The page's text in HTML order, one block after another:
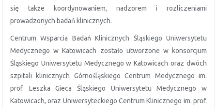
się także koordynowaniem, nadzorem i rozliczeniami
prowadzonych badań klinicznych.
Centrum Wsparcia Badań Klinicznych Śląskiego Uniwersytetu
Medycznego w Katowicach zostało utworzone w konsorcjum
Śląskiego Uniwersytetu Medycznego w Katowicach oraz dwóch
szpitali klinicznych Górnośląskiego Centrum Medycznego im.
prof. Leszka Gieca Śląskiego Uniwersytetu Medycznego w
Katowicach, oraz Uniwersyteckiego Centrum Klinicznego im. prof.